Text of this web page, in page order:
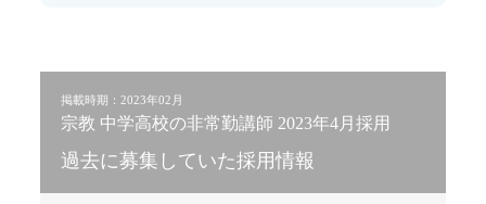
掲載時期：2023年02月
宗教 中学高校の非常勤講師 2023年4月採用
過去に募集していた採用情報